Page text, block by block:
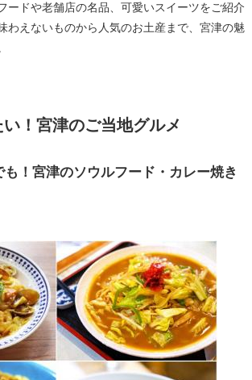
ードや老舗店の名品、可愛いスイーツをご紹介
わえないものから人気のお土産まで、宮津の魅
！宮津のご当地グルメ
！宮津のソウルフード・カレー焼き